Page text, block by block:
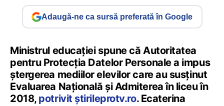
Adaugă-ne ca sursă preferată în Google
Ministrul educației spune că Autoritatea
pentru Protecția Datelor Personale a impus
ștergerea mediilor elevilor care au susținut
Evaluarea Națională și Admiterea în liceu în
2018, potrivit știrileprotv.ro. Ecaterina